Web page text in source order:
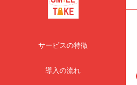
サービスの特徴
導入の流れ